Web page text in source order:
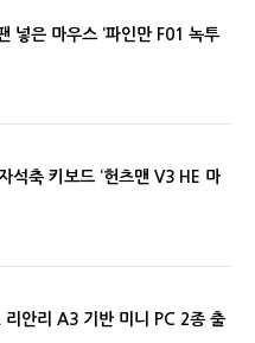
넣은 마우스 ‘파인만 F01 녹투
석축 키보드 ‘헌츠맨 V3 HE 마
리안리 A3 기반 미니 PC 2종 출